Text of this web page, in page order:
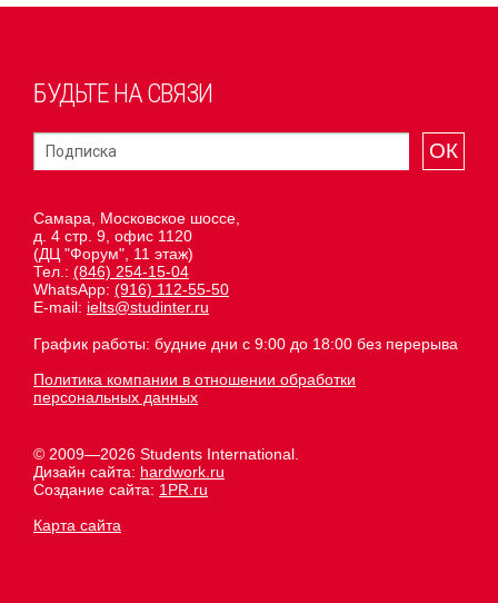
БУДЬТЕ НА СВЯЗИ
ОК
Самара, Московское шоссе,
д. 4 стр. 9, офис 1120
(ДЦ "Форум", 11 этаж)
Тел.: (846) 254-15-04
WhatsApp: (916) 112-55-50
E-mail: ielts@studinter.ru
График работы: будние дни с 9:00 до 18:00 без перерыва
Политика компании в отношении обработки
персональных данных
© 2009—2026 Students International.
Дизайн сайта: hardwork.ru
Создание сайта: 1PR.ru
Карта сайта